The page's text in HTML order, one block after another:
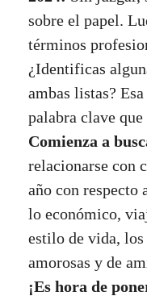
sobre el papel.
términos
¿Identificas
ambas listas?
palabra clave
Comienza a
relacionarse con
año con respecto
lo económico,
estilo de vida,
amorosas y de
¡Es hora de